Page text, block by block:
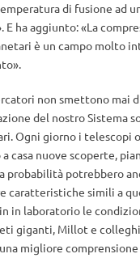
di fusione ad
E ha aggiunto: «La
è un campo molto
non smettono mai
del nostro Sistema
Ogni giorno i telescopi
casa nuove scoperte,
probabilità potrebbero
caratteristiche simili a
in laboratorio le
giganti, Millot e
migliore